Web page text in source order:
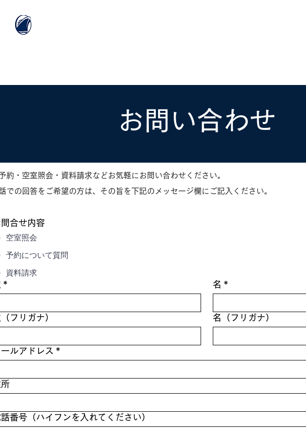
お問い合わせ
約・空室照会・資料請求などお気軽にお問い合わせください。
での回答をご希望の方は、その旨を下記のメッセージ欄にご記入ください。
問合せ内容
空室照会
予約について質問
資料請求
* 名 *
フリガナ） 名（フリガナ）
ールアドレス *
番号（ハイフンを入れてください）